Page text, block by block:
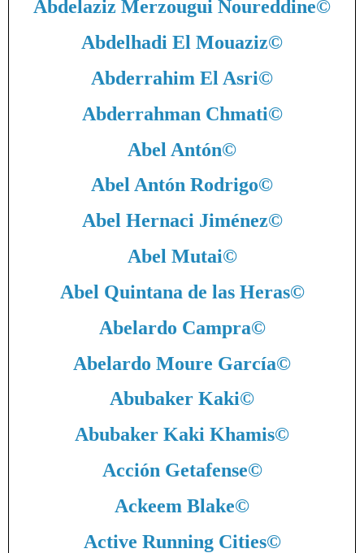
Abdelaziz Merzougui Noureddine©
Abdelhadi El Mouaziz©
Abderrahim El Asri©
Abderrahman Chmati©
Abel Antón©
Abel Antón Rodrigo©
Abel Hernaci Jiménez©
Abel Mutai©
Abel Quintana de las Heras©
Abelardo Campra©
Abelardo Moure García©
Abubaker Kaki©
Abubaker Kaki Khamis©
Acción Getafense©
Ackeem Blake©
Active Running Cities©